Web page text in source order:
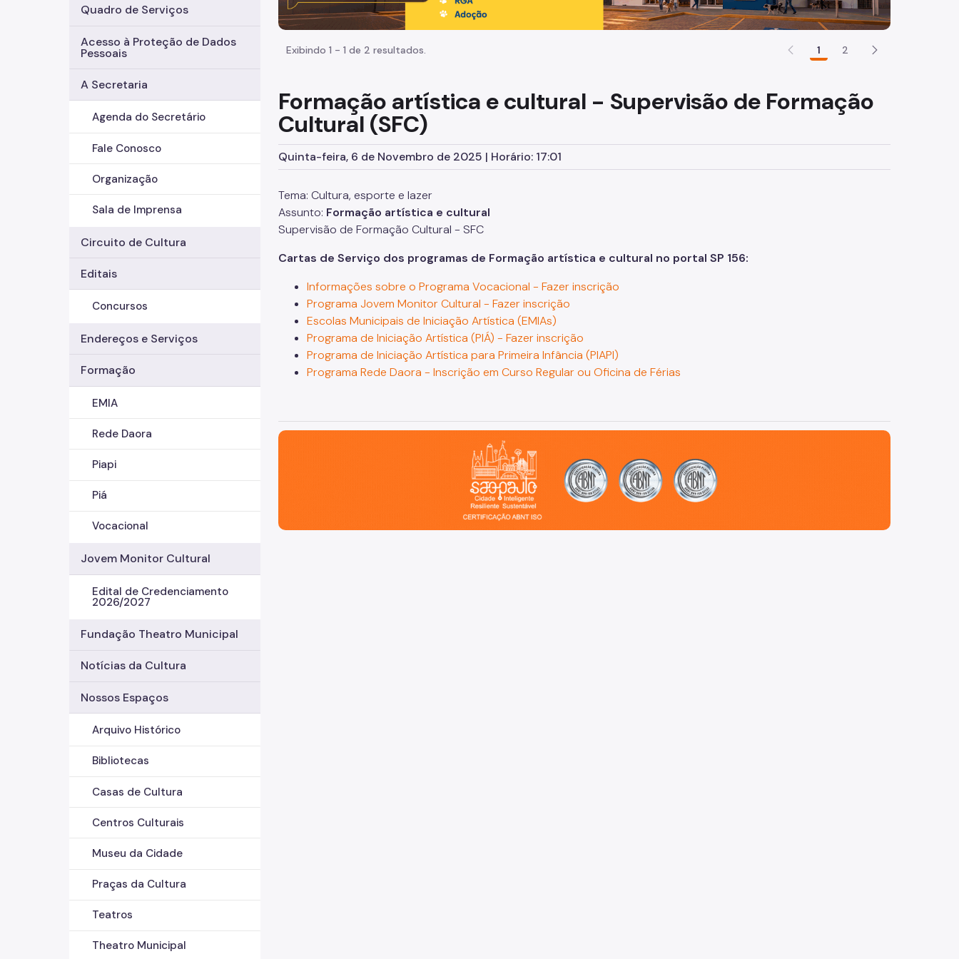
Quadro de Serviços
Acesso à Proteção de Dados
Pessoais
A Secretaria
Agenda do Secretário
Fale Conosco
Organização
Sala de Imprensa
Circuito de Cultura
Editais
Concursos
Endereços e Serviços
Formação
EMIA
Rede Daora
Piapi
Piá
Vocacional
Jovem Monitor Cultural
Edital de Credenciamento
2026/2027
Fundação Theatro Municipal
Notícias da Cultura
Nossos Espaços
Arquivo Histórico
Bibliotecas
Casas de Cultura
Centros Culturais
Museu da Cidade
Praças da Cultura
Teatros
Theatro Municipal
Exibindo 1 - 1 de 2 resultados. 1 2
Formação artística e cultural - Supervisão de Formação
Cultural (SFC)
Quinta-feira, 6 de Novembro de 2025 | Horário: 17:01
Tema: Cultura, esporte e lazer
Assunto: Formação artística e cultural
Supervisão de Formação Cultural - SFC
Cartas de Serviço dos programas de Formação artística e cultural no portal SP 156:
Informações sobre o Programa Vocacional - Fazer inscrição
Programa Jovem Monitor Cultural - Fazer inscrição
Escolas Municipais de Iniciação Artística (EMIAs)
Programa de Iniciação Artística (PIÁ) - Fazer inscrição
Programa de Iniciação Artística para Primeira Infância (PIAPI)
Programa Rede Daora - Inscrição em Curso Regular ou Oficina de Férias
São Paulo, cidade inteligente, resiliente e sustentável